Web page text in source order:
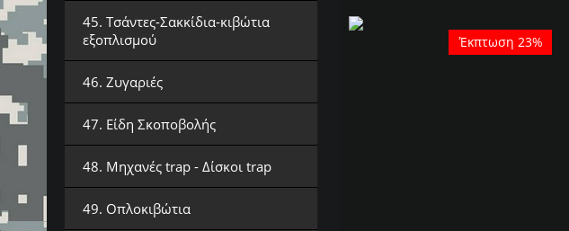
45. Τσάντες-Σακκίδια-κιβώτια
εξοπλισμού
46. Ζυγαριές
47. Είδη Σκοποβολής
48. Μηχανές trap - Δίσκοι trap
49. Οπλοκιβώτια
Έκπτωση 23%